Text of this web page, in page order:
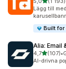
1193
Lägg till
Built for
Alia: Email
4,7av 5(107)
107 •
AI-drivna